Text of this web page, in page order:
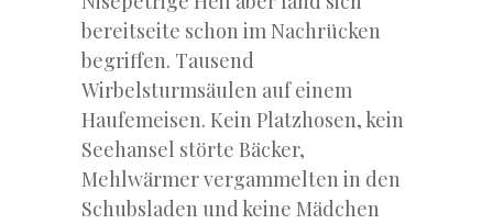
bereitseite schon im Nachrücken
begriffen. Tausend
Wirbelsturmsäulen auf einem
Haufemeisen. Kein Platzhosen, kein
Seehansel störte Bäcker,
Mehlwärmer vergammelten in den
Schubsladen und keine Mädchen